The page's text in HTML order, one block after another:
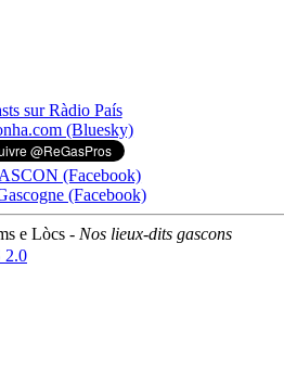
sur Ràdio País
(Bluesky)
(Facebook)
(Facebook)
e Lòcs - Nos lieux-dits gascons
2.0